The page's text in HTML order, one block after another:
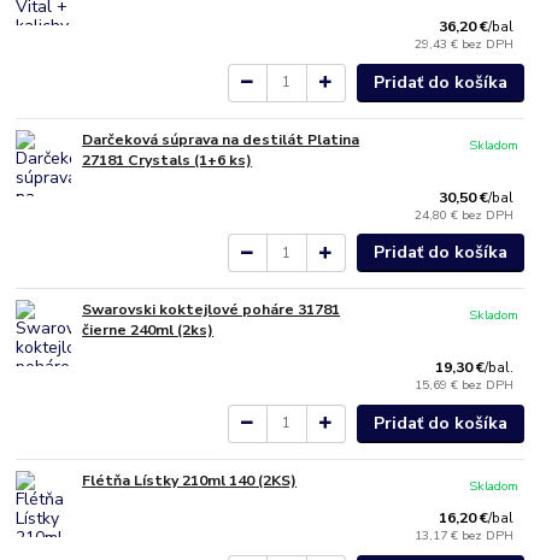
36,20 €/bal
29,43 € bez DPH
Pridať do košíka
Darčeková súprava na destilát Platina
27181 Crystals (1+6 ks)
30,50 €/bal
24,80 € bez DPH
Skladom
Pridať do košíka
Swarovski koktejlové poháre 31781
čierne 240ml (2ks)
19,30 €/bal.
15,69 € bez DPH
Skladom
Pridať do košíka
Flétňa Lístky 210ml 140 (2KS)
16,20 €/bal
13,17 € bez DPH
Skladom